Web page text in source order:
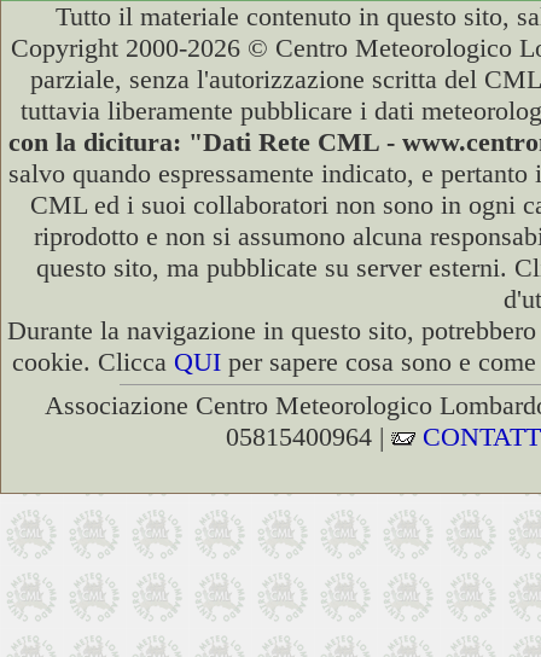
Tutto il materiale contenuto in questo sito,
Copyright 2000-2026 © Centro Meteorologico
parziale, senza l'autorizzazione scritta del
tuttavia liberamente pubblicare i dati
con la dicitura: "Dati Rete CML -
salvo quando espressamente indicato, e
CML ed i suoi collaboratori non sono in ogni
riprodotto e non si assumono alcuna
questo sito, ma pubblicate su server esterni.
Durante la navigazione in questo sito,
cookie. Clicca QUI per sapere cosa sono e
Associazione Centro Meteorologico
05815400964 |